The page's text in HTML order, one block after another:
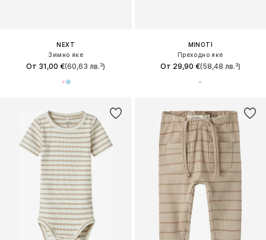
NEXT
Зимно яке
От 31,00 €(60,63 лв.³)
MINOTI
Преходно яке
От 29,90 €(58,48 лв.³)